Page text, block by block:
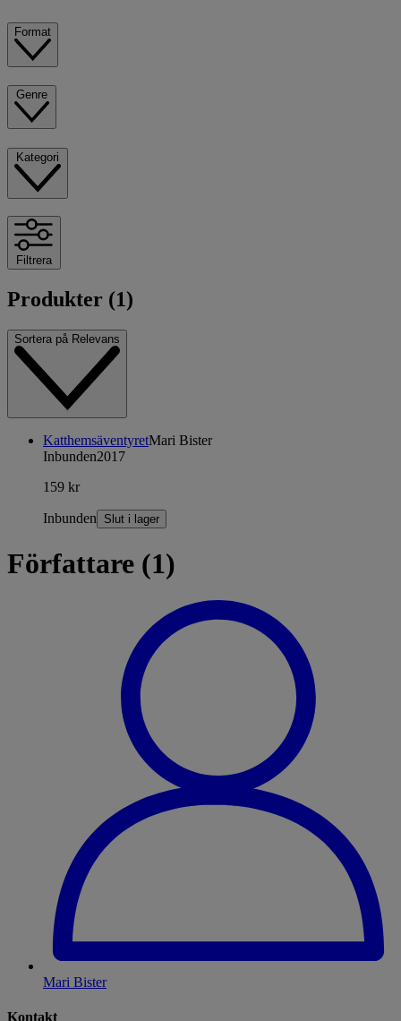
Format
Filtrera
Produkter (1)
Sortera på Relevans
KatthemsäventyretMari Bister
Inbunden2017
159 kr
Inbunden Slut i lager
Författare (1)
Mari Bister
Kontakt